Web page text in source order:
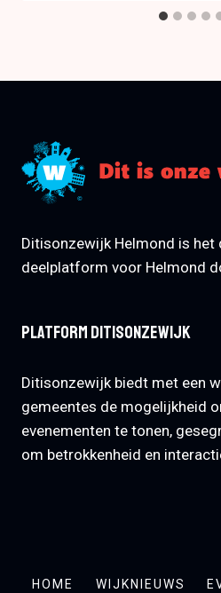
Ditisonzewijk Helmond is
deelplatform voor Helmond
Platform Ditisonzewijk
Ditisonzewijk biedt met een
gemeentes de mogelijkheid
evenementen te tonen,
om betrokkenheid en
HOME WIJKNIEUWS